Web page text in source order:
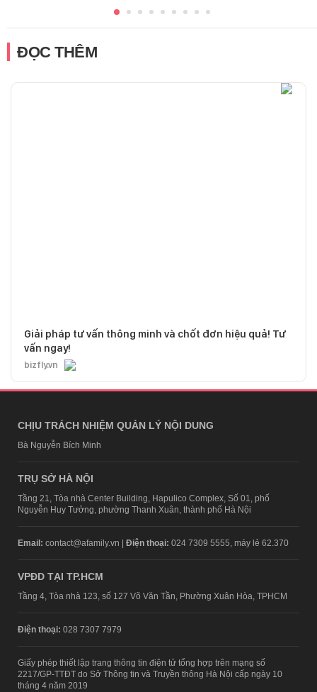
ĐỌC THÊM
Giải pháp tư vấn thông minh và chốt đơn hiệu quả! Tư
vấn ngay!
bizfly.vn
CHỊU TRÁCH NHIỆM QUẢN LÝ NỘI DUNG
Bà Nguyễn Bích Minh
TRỤ SỞ HÀ NỘI
Tầng 21, Tòa nhà Center Building, Hapulico Complex, Số 01, phố
Nguyễn Huy Tưởng, phường Thanh Xuân, thành phố Hà Nội
Email: contact@afamily.vn | Điện thoại: 024 7309 5555, máy lẻ 62.370
VPĐD TẠI TP.HCM
Tầng 4, Tòa nhà 123, số 127 Võ Văn Tần, Phường Xuân Hòa, TPHCM
Điện thoại: 028 7307 7979
Giấy phép thiết lập trang thông tin điện tử tổng hợp trên mạng số
2217/GP-TTĐT do Sở Thông tin và Truyền thông Hà Nội cấp ngày 10
tháng 4 năm 2019